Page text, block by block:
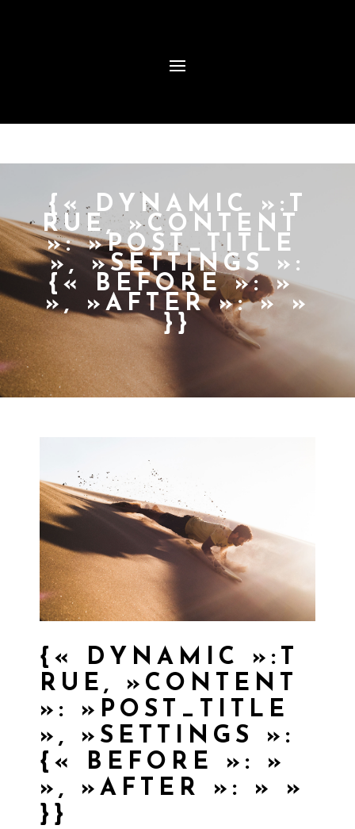
{« DYNAMIC »:T
RUE, »CONTENT
»: »POST_TITLE
», »SETTINGS »:
{« BEFORE »: »
», »AFTER »: » »
}}
{« DYNAMIC »:T
RUE, »CONTENT
»: »POST_TITLE
», »SETTINGS »:
{« BEFORE »: »
», »AFTER »: » »
}}